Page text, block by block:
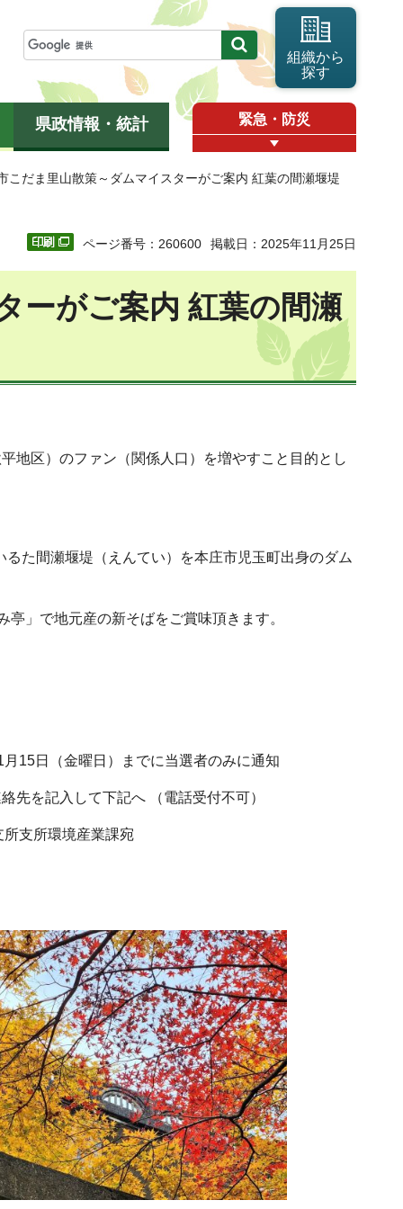
組織から
探す
県政情報・統計 緊急・防災
こだま里山散策～ダムマイスターがご案内 紅葉の間瀬堰堤
ページ番号：260600 掲載日：2025年11月25日
ーがご案内 紅葉の間瀬
区）のファン（関係人口）を増やすこと目的とし
た間瀬堰堤（えんてい）を本庄市児玉町出身のダム
」で地元産の新そばをご賞味頂きます。
15日（金曜日）までに当選者のみに通知
記入して下記へ （電話受付不可）
所環境産業課宛